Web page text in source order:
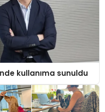
kullanıma sunuldu